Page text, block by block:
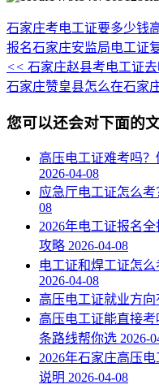
石家庄考电工证要多少钱
报名石家庄安监局电工证
<< 石家庄赵县考电工证
石家庄赞皇县怎么在石家
您可以还会对下面的
高压电工证难考吗
2026-04-08
应急厅电工证怎么
08
2026年电工证报名
攻略 2026-04-08
电工证和焊工证怎
2026-04-08
高压电工证就业方
高压电工证能直接
条路线帮你选 2026-
2026年石家庄高压
说明 2026-04-08